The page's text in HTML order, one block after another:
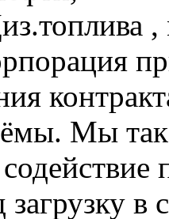
,
Мы
в